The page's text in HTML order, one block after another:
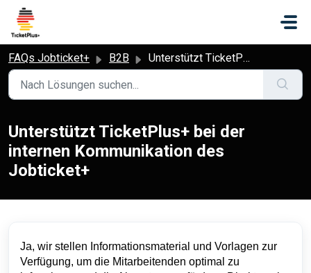
Zum hauptsächlichen Inhalt gehen
FAQs Jobticket+ B2B Unterstützt TicketPlus+ bei der internen Kommunikation des Jobticket+
Unterstützt TicketPlus+ bei der
internen Kommunikation des
Jobticket+
Ja, wir stellen Informationsmaterial und Vorlagen zur
Verfügung, um die Mitarbeitenden optimal zu